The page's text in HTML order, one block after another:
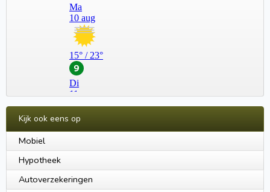
Kijk ook eens op
Mobiel
Hypotheek
Autoverzekeringen